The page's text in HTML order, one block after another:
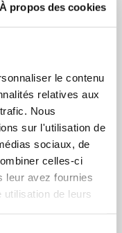
À propos des cookies
le contenu
relatives aux
Nous
sur l'utilisation de
sociaux, de
celles-ci
leur avez fournies
de leurs
Imprimer PDF